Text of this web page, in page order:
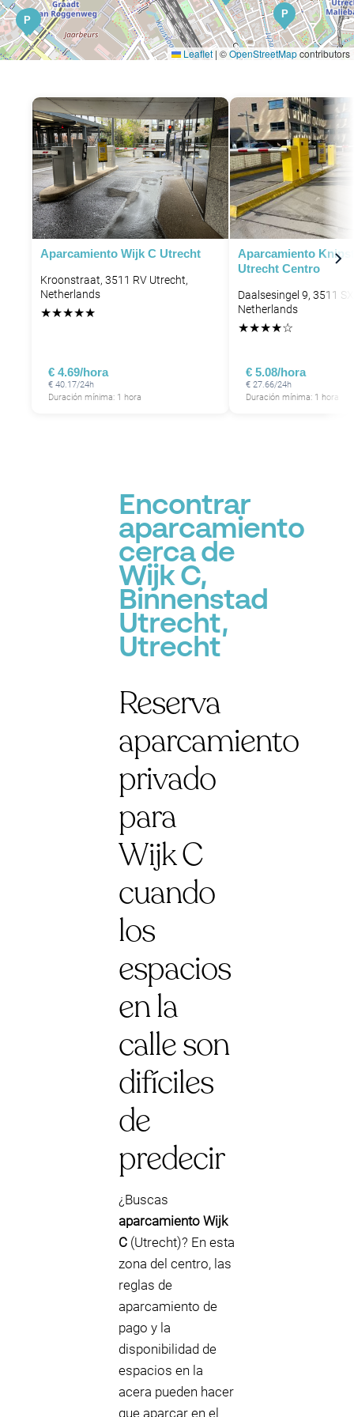
P
P
P
P
P
Leaflet | ©OpenStreetMapcontributors
Aparcamiento Wijk C Utrecht
Kroonstraat, 3511 RV Utrecht,
Netherlands
★★★★★
€ 4.69/hora
€ 40.17/24h
Duración mínima: 1 hora
Aparcamiento
Utrecht Centro
Daalsesingel 9, 3511
Netherlands
★★★★☆
€ 5.08/hora
€ 27.66/24h
Duración mínima: 1 hora
Encontrar
aparcamiento
cerca de
Wijk C,
Binnenstad
Utrecht,
Utrecht
Reserva
aparcamiento
privado
para
Wijk C
cuando
los
espacios
en la
calle son
difíciles
de
predecir
¿Buscas
aparcamiento Wijk
C (Utrecht)? En esta
zona del centro, las
reglas de
aparcamiento de
pago y la
disponibilidad de
espacios en la
acera pueden hacer
que aparcar en el